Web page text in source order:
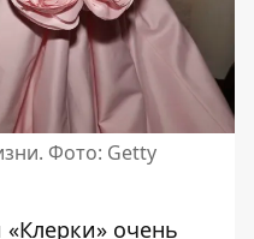
Фото: Getty
«Клерки» очень